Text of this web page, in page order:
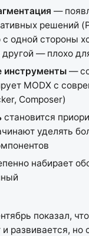
—
решений
с одной стороны
другой — плохо
инструменты—
MODX с
Composer)
становится
уделять
набирает
показал,
развивается, но